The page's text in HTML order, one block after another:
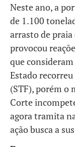
Neste ano, a
de 1.100
arrasto de
provocou
que
Estado
(STF), porém o
Corte
agora tramita
ação busca a